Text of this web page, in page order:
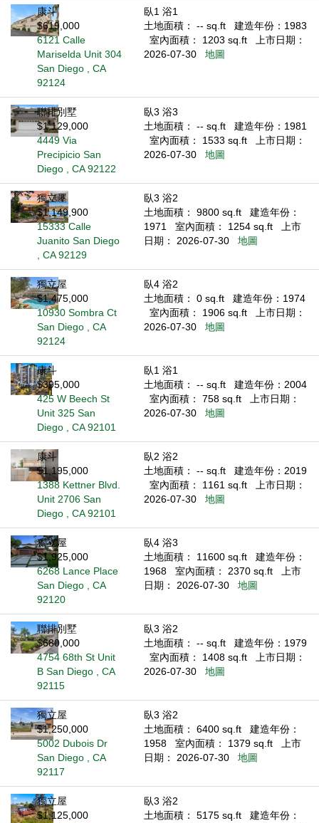
康斗
$619,000
6121 Calle
Mariselda Unit 304
San Diego , CA
92124
臥1 浴1
土地面積： -- sq.ft
建造年份：1983
室內面積： 1203 sq.ft
上市日期：
2026-07-30
地圖
聯排別墅
$1,129,000
4449 Via
Precipicio San
Diego , CA 92122
臥3 浴3
土地面積： -- sq.ft
建造年份：1981
室內面積： 1533 sq.ft
上市日期：
2026-07-30
地圖
獨立屋
$1,149,900
15333 Calle
Juanito San Diego
, CA 92129
臥3 浴2
土地面積： 9800 sq.ft
建造年份：
1971
室內面積： 1254 sq.ft
上市
日期： 2026-07-30
地圖
獨立屋
$1,475,000
10930 Sombra Ct
San Diego , CA
92124
臥4 浴2
土地面積： 0 sq.ft
建造年份：1974
室內面積： 1906 sq.ft
上市日期：
2026-07-30
地圖
康斗
$395,000
425 W Beech St
Unit 325 San
Diego , CA 92101
臥1 浴1
土地面積： -- sq.ft
建造年份：2004
室內面積： 758 sq.ft
上市日期：
2026-07-30
地圖
康斗
$1,195,000
1388 Kettner Blvd.
Unit 2706 San
Diego , CA 92101
臥2 浴2
土地面積： -- sq.ft
建造年份：2019
室內面積： 1161 sq.ft
上市日期：
2026-07-30
地圖
獨立屋
$1,925,000
6268 Lance Place
San Diego , CA
92120
臥4 浴3
土地面積： 11600 sq.ft
建造年份：
1968
室內面積： 2370 sq.ft
上市
日期： 2026-07-30
地圖
聯排別墅
$680,000
4754 68th St Unit
B San Diego , CA
92115
臥3 浴2
土地面積： -- sq.ft
建造年份：1979
室內面積： 1408 sq.ft
上市日期：
2026-07-30
地圖
獨立屋
$1,250,000
5002 Dubois Dr
San Diego , CA
92117
臥3 浴2
土地面積： 6400 sq.ft
建造年份：
1958
室內面積： 1379 sq.ft
上市
日期： 2026-07-30
地圖
獨立屋
$1,125,000
臥3 浴2
土地面積： 5175 sq.ft
建造年份：